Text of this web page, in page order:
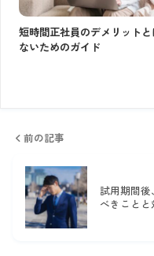
短時間正社員のデメリットと
ないためのガイド
前の記事
試用期間
べきことと